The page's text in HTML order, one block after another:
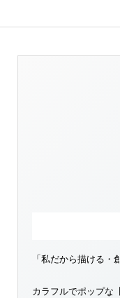
「私だから描ける・
カラフルでポップな